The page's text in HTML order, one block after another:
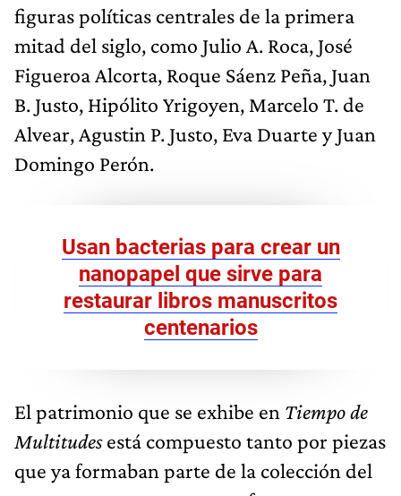
figuras políticas centrales de la primera
mitad del siglo, como Julio A. Roca, José
Figueroa Alcorta, Roque Sáenz Peña, Juan
B. Justo, Hipólito Yrigoyen, Marcelo T. de
Alvear, Agustin P. Justo, Eva Duarte y Juan
Domingo Perón.
Usan bacterias para crear un
nanopapel que sirve para
restaurar libros manuscritos
centenarios
El patrimonio que se exhibe en Tiempo de
Multitudesestá compuesto tanto por piezas
que ya formaban parte de la colección del